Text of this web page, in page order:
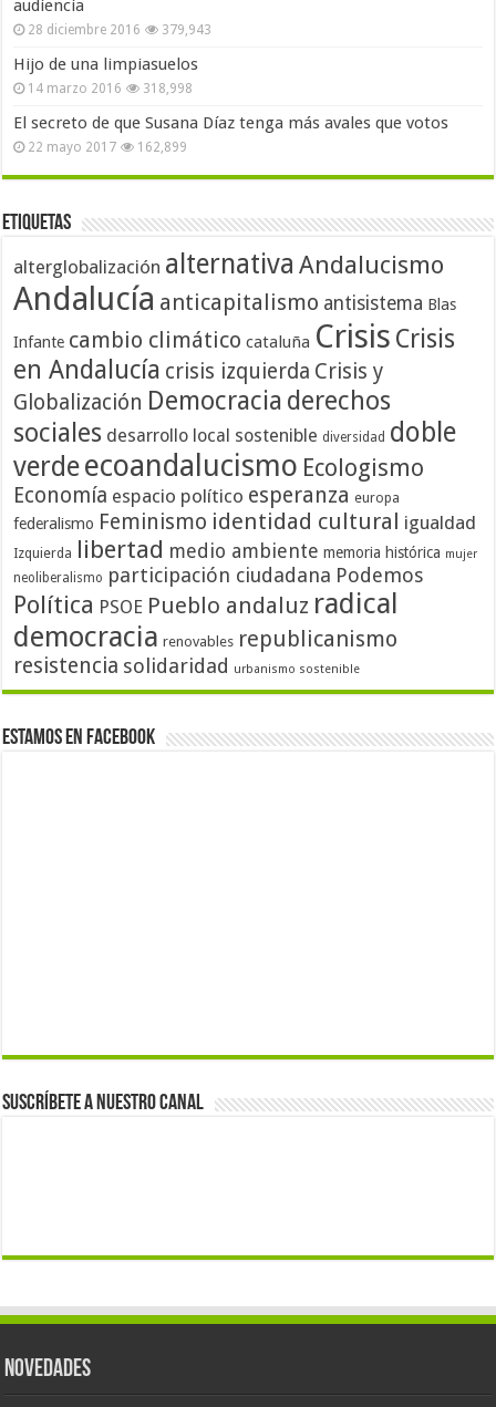
audiencia
28 diciembre 2016 379,943
Hijo de una limpiasuelos
14 marzo 2016 318,998
El secreto de que Susana Díaz tenga más avales que votos
22 mayo 2017 162,899
Etiquetas
alterglobalización alternativa Andalucismo
Andalucía anticapitalismo antisistema Blas
Infante cambio climático cataluña Crisis Crisis
en Andalucía crisis izquierda Crisis y
Globalización Democracia derechos
sociales desarrollo local sostenible diversidad doble
verdeecoandalucismo Ecologismo
Economía espacio político esperanza europa
federalismo Feminismo identidad cultural igualdad
Izquierda libertad medio ambiente memoria histórica mujer
neoliberalismo participación ciudadana Podemos
Política PSOE Pueblo andaluz radical
democracia renovables republicanismo
resistencia solidaridad urbanismo sostenible
Estamos en Facebook
Suscríbete a nuestro canal
Novedades